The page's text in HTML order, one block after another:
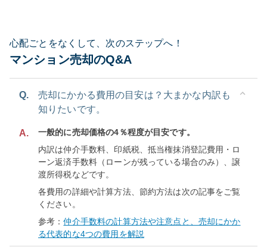
心配ごとをなくして、次のステップへ！
マンション売却のQ&A
Q.
売却にかかる費用の目安は？大まかな内訳も
知りたいです。
A.
一般的に売却価格の4％程度が目安です。
内訳は仲介手数料、印紙税、抵当権抹消登記費用・ロ
ーン返済手数料（ローンが残っている場合のみ）、譲
渡所得税などです。
各費用の詳細や計算方法、節約方法は次の記事をご覧
ください。
参考：仲介手数料の計算方法や注意点と、売却にかか
る代表的な4つの費用を解説